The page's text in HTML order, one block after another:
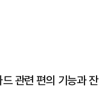
관련 편의 기능과 잔